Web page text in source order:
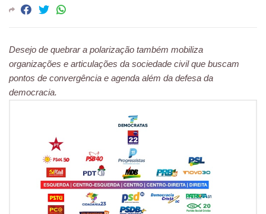
Desejo de quebrar a polarização também mobiliza
organizações e articulações da sociedade civil que buscam
pontos de convergência e agenda além da defesa da
democracia.